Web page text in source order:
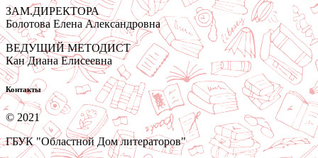
ЗАМ.ДИРЕКТОРА
Болотова Елена Александровна
ВЕДУЩИЙ МЕТОДИСТ
Кан Диана Елисеевна
Контакты
© 2021
ГБУК "Областной Дом литераторов"